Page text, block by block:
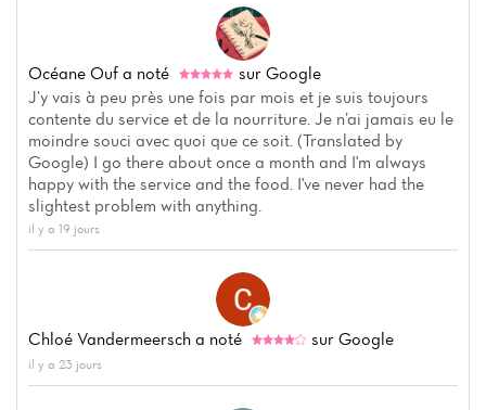
Océane Ouf a noté
sur Google
J’y vais à peu près une fois par mois et je suis toujours
contente du service et de la nourriture. Je n’ai jamais eu le
moindre souci avec quoi que ce soit. (Translated by
Google) I go there about once a month and I'm always
happy with the service and the food. I've never had the
slightest problem with anything.
il y a 19 jours
Chloé Vandermeersch a noté sur Google
il y a 23 jours
Avis